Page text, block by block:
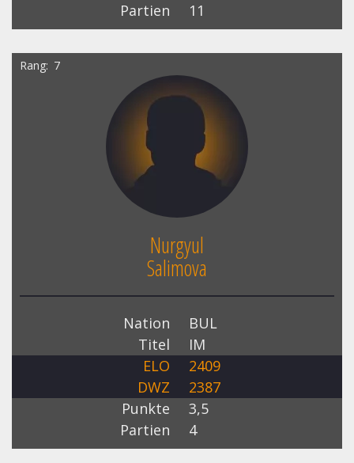
Partien
11
Rang 7
Nurgyul
Salimova
Nation
BUL
Titel
IM
ELO
2409
DWZ
2387
Punkte
3,5
Partien
4